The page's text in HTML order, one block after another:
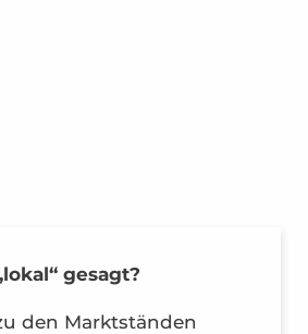
gesagt?
den Marktständen